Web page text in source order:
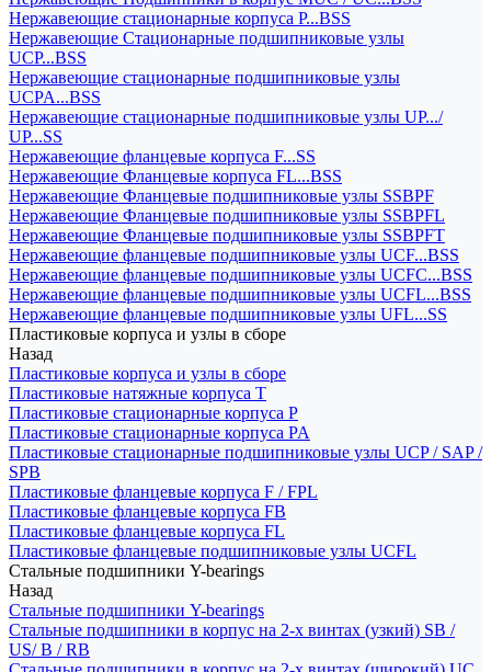
Нержавеющие стационарные корпуса P...BSS
Нержавеющие Стационарные подшипниковые узлы
UCP...BSS
Нержавеющие стационарные подшипниковые узлы
UCPA...BSS
Нержавеющие стационарные подшипниковые узлы UP.../
UP...SS
Нержавеющие фланцевые корпуса F...SS
Нержавеющие Фланцевые корпуса FL...BSS
Нержавеющие Фланцевые подшипниковые узлы SSBPF
Нержавеющие Фланцевые подшипниковые узлы SSBPFL
Нержавеющие Фланцевые подшипниковые узлы SSBPFT
Нержавеющие фланцевые подшипниковые узлы UCF...BSS
Нержавеющие фланцевые подшипниковые узлы UCFC...BSS
Нержавеющие фланцевые подшипниковые узлы UCFL...BSS
Нержавеющие фланцевые подшипниковые узлы UFL...SS
Пластиковые корпуса и узлы в сборе
Назад
Пластиковые корпуса и узлы в сборе
Пластиковые натяжные корпуса T
Пластиковые стационарные корпуса P
Пластиковые стационарные корпуса PA
Пластиковые стационарные подшипниковые узлы UCP / SAP /
SPB
Пластиковые фланцевые корпуса F / FPL
Пластиковые фланцевые корпуса FB
Пластиковые фланцевые корпуса FL
Пластиковые фланцевые подшипниковые узлы UCFL
Стальные подшипники Y-bearings
Назад
Стальные подшипники Y-bearings
Стальные подшипники в корпус на 2-х винтах (узкий) SB /
US/ B / RB